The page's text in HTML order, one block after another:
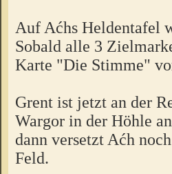
Auf Aćhs Heldentafel
Sobald alle 3
Karte "Die Stimme"
Grent ist jetzt an der
Wargor in der Höhle
dann versetzt Aćh
Feld.